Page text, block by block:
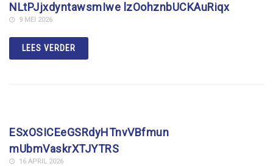
NLtPJjxdyntawsmIwe lzOohznbUCKAuRiqx
9 MEI 2026
LEES VERDER
ESxOSICEeGSRdyHTnvVBfmun
mUbmVaskrXTJYTRS
16 APRIL 2026